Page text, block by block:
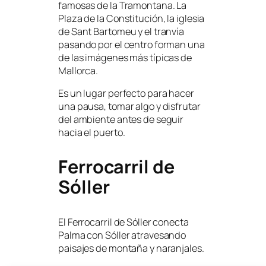
famosas de la Tramontana. La
Plaza de la Constitución, la iglesia
de Sant Bartomeu y el tranvía
pasando por el centro forman una
de las imágenes más típicas de
Mallorca.
Es un lugar perfecto para hacer
una pausa, tomar algo y disfrutar
del ambiente antes de seguir
hacia el puerto.
Ferrocarril de
Sóller
El Ferrocarril de Sóller conecta
Palma con Sóller atravesando
paisajes de montaña y naranjales.